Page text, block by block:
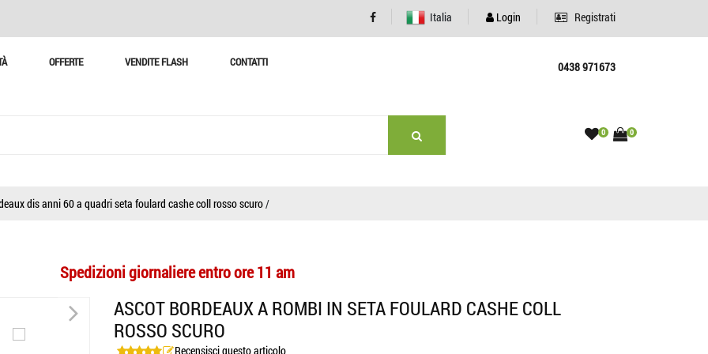
Italia Login Registrati
OFFERTE VENDITE FLASH CONTATTI 0438 971673
0 0
dis anni 60 a quadri seta foulard cashe coll rosso scuro/
Spedizioni giornaliere entro ore 11 am
>
ASCOT BORDEAUX A ROMBI IN SETA FOULARD CASHE COLL
ROSSO SCURO
Recensisci questo articolo